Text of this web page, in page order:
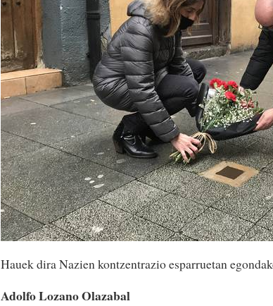
Hauek dira Nazien kontzentrazio esparruetan
Adolfo Lozano Olazabal